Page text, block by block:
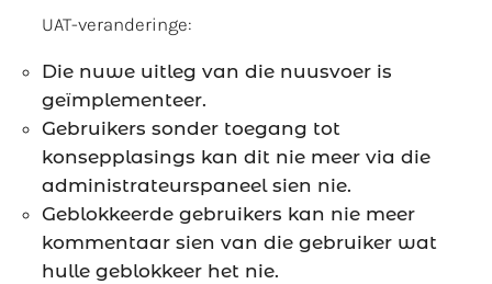
UAT-veranderinge:
Die nuwe uitleg van die nuusvoer is
geïmplementeer.
Gebruikers sonder toegang tot
konsepplasings kan dit nie meer via die
administrateurspaneel sien nie.
Geblokkeerde gebruikers kan nie meer
kommentaar sien van die gebruiker wat
hulle geblokkeer het nie.